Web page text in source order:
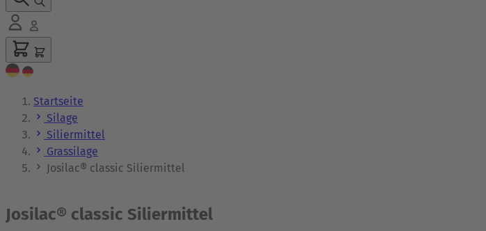
Startseite
Silage
Siliermittel
Grassilage
Josilac® classic Siliermittel
Josilac® classic Siliermittel